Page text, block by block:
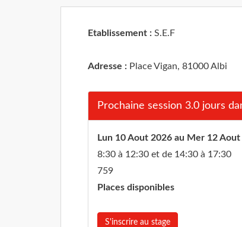
Etablissement : S.E.F
Adresse : Place Vigan, 81000 Albi
Prochaine session 3.0 jours
Lun 10 Aout 2026 au Mer 12
8:30 à 12:30 et de 14:30 à 17:30
759
Places disponibles
S'inscrire au stage